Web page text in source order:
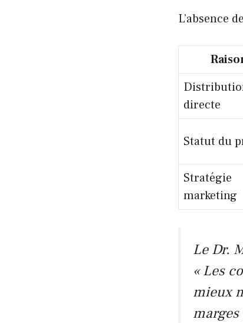
L’absence
directe
Statut du
Stratégie
marketing
Le Dr.
« Les
mieux